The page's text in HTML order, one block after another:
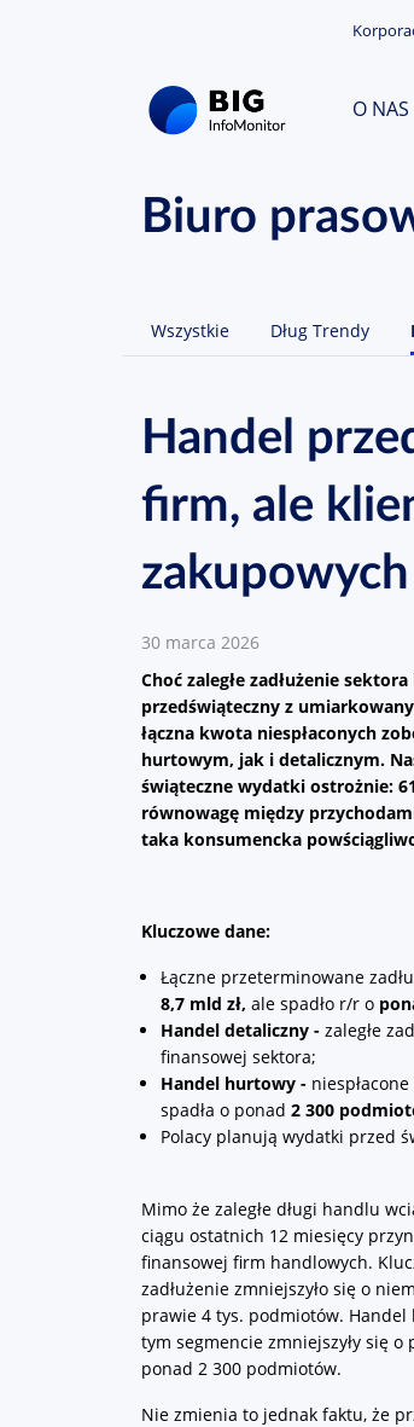
O NAS
Biuro
Wszystkie Dług Trendy
Handel
firm, ale
zakupowych
30 marca 2026
Choć zaległe zadłużenie
przedświąteczny z
łączna kwota niespłaconych
hurtowym, jak i detalicznym.
świąteczne wydatki ostrożnie:
równowagę między
taka konsumencka
Kluczowe dane:
Łączne przeterminowane
8,7 mld zł, ale spadło r/r o
Handel detaliczny - zaległe
finansowej sektora;
Handel hurtowy -
spadła o ponad 2 300
Polacy planują wydatki przed
Mimo że zaległe długi handlu
ciągu ostatnich 12 miesięcy
finansowej firm handlowych.
zadłużenie zmniejszyło się o
prawie 4 tys. podmiotów.
tym segmencie zmniejszyły się
ponad 2 300 podmiotów.
Nie zmienia to jednak faktu, że